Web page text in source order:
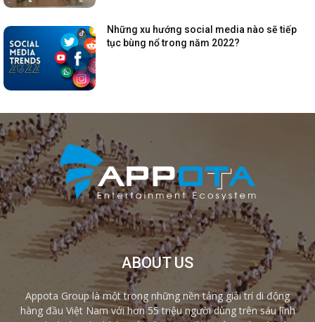
Những xu hướng social media nào sẽ tiếp
tục bùng nổ trong năm 2022?
ABOUT US
Appota Group là một trong những nền tảng giải trí di động
hàng đầu Việt Nam với hơn 55 triệu người dùng trên sáu lĩnh